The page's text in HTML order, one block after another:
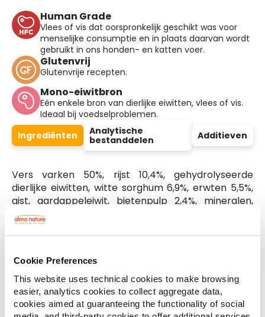
Cookie Preferences
This website uses technical cookies to make browsing
easier, analytics cookies to collect aggregate data,
cookies aimed at guaranteeing the functionality of social
Human Grade
Vlees of vis dat oorspronkelijk geschikt was voor
menselijke consumptie en in plaats daarvan wordt
gebruikt in ons honden- en katten voer.
Glutenvrij
Glutenvrije recepten.
Mono-eiwitbron
Eén enkele bron van dierlijke eiwitten, vlees of vis.
Ideaal bij voedselproblemen.
Ingrediënten
Analytische
bestanddelen
Additieven
Vers varken 50%, rijst 10,4%, gehydrolyseerde
dierlijke eiwitten, witte sorghum 6,9%, erwten 5,5%,
gist, aardappeleiwit, bietenpulp 2,4%, mineralen,
kippenvet*, gedroogde cranberries 0,92%, inuline
van cichorei (bron van FOS) 0,1%, mannan-
oligosacharides 0,1%, Mojave-yucca 0,01%. *Het